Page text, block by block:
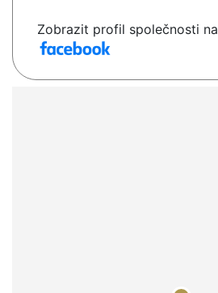
Zobrazit profil společnosti na